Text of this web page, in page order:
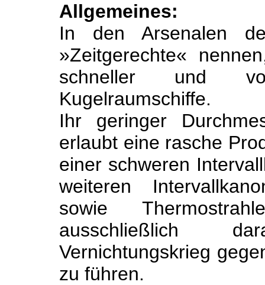
Allgemeines:
In den Arsenalen
»Zeitgerechte«
schneller und
Kugelraumschiffe.
Ihr geringer
erlaubt eine rasche
einer schweren
weiteren
sowie
ausschließlich
Vernichtungskrieg
zu führen.